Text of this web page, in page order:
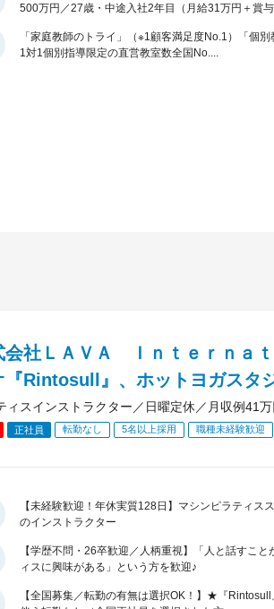
500万円／27歳・中途入社2年目（月給31万円＋賞与
「家庭教師のトライ」（※1顧客満足度No.1）「個
1対1個別指導限定の直営教室数全国No....
会社ＬＡＶＡ Ｉｎｔｅｒｎａ
『Rintosull』、ホットヨガスタ
ィスインストラクター／日曜定休／月収例41万
正社員 転勤なし 5名以上採用 職種未経験歓迎
【未経験歓迎！年休実質128日】マシンピラティス
のインストラクター
【学歴不問・26卒歓迎／人柄重視】「人と話すこと
ィスに興味がある」という方を歓迎♪
【全国募集／転勤の有無は選択OK！】★『